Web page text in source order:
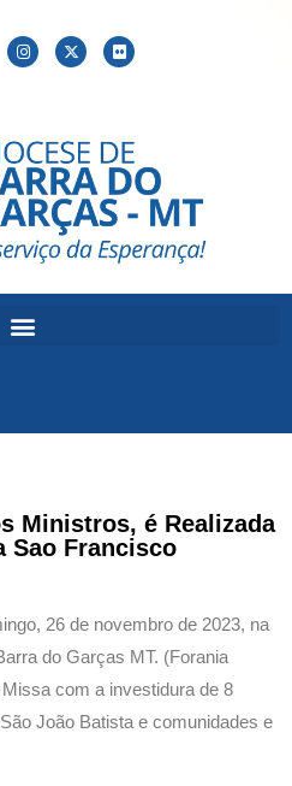
Ministros, é Realizada
Sao Francisco
26 de novembro de 2023, na
do Garças MT. (Forania
com a investidura de 8
João Batista e comunidades e